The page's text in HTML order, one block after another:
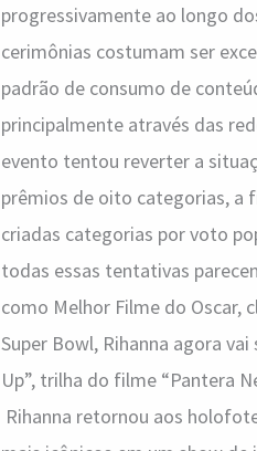
progressivamente ao longo
cerimônias costumam ser
padrão de consumo de
principalmente através das
evento tentou reverter a
prêmios de oito categorias, a
criadas categorias por voto
todas essas tentativas
como Melhor Filme do Oscar,
Super Bowl, Rihanna agora
Up”, trilha do filme “Pantera
Rihanna retornou aos